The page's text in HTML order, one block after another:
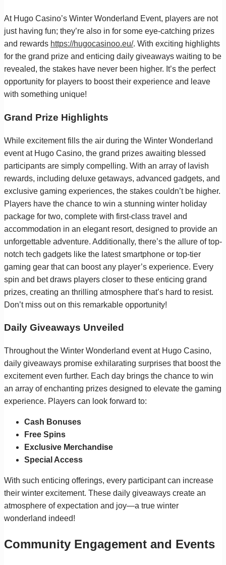
At Hugo Casino’s Winter Wonderland Event, players are not
just having fun; they’re also in for some eye-catching prizes
and rewards https://hugocasinoo.eu/. With exciting highlights
for the grand prize and enticing daily giveaways waiting to be
revealed, the stakes have never been higher. It’s the perfect
opportunity for players to boost their experience and leave
with something unique!
Grand Prize Highlights
While excitement fills the air during the Winter Wonderland
event at Hugo Casino, the grand prizes awaiting blessed
participants are simply compelling. With an array of lavish
rewards, including deluxe getaways, advanced gadgets, and
exclusive gaming experiences, the stakes couldn’t be higher.
Players have the chance to win a stunning winter holiday
package for two, complete with first-class travel and
accommodation in an elegant resort, designed to provide an
unforgettable adventure. Additionally, there’s the allure of top-
notch tech gadgets like the latest smartphone or top-tier
gaming gear that can boost any player’s experience. Every
spin and bet draws players closer to these enticing grand
prizes, creating an thrilling atmosphere that’s hard to resist.
Don’t miss out on this remarkable opportunity!
Daily Giveaways Unveiled
Throughout the Winter Wonderland event at Hugo Casino,
daily giveaways promise exhilarating surprises that boost the
excitement even further. Each day brings the chance to win
an array of enchanting prizes designed to elevate the gaming
experience. Players can look forward to:
Cash Bonuses
Free Spins
Exclusive Merchandise
Special Access
With such enticing offerings, every participant can increase
their winter excitement. These daily giveaways create an
atmosphere of expectation and joy—a true winter
wonderland indeed!
Community Engagement and Events